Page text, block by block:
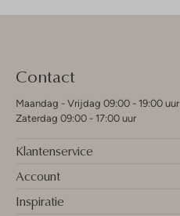
Contact
Maandag - Vrijdag 09:00 - 19:00 uur
Zaterdag 09:00 - 17:00 uur
Klantenservice
Account
Inspiratie